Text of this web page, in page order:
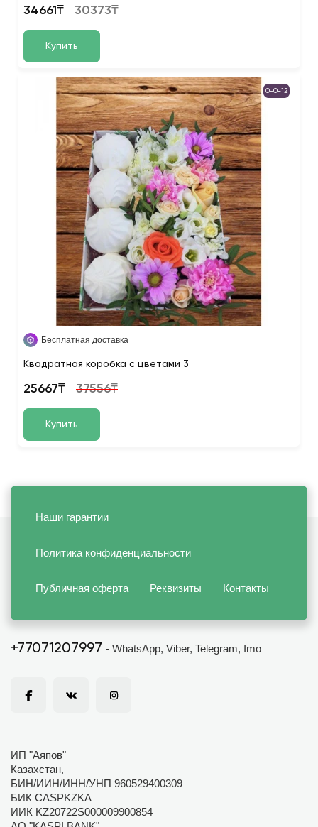
34661₸ 30373₸
Купить
0-0-12
Бесплатная доставка
Квадратная коробка с цветами 3
25667₸ 37556₸
Купить
Наши гарантии
Политика конфиденциальности
Публичная оферта Реквизиты Контакты
+77071207997 - WhatsApp, Viber, Telegram, Imo
ИП "Аяпов"
Казахстан,
БИН/ИИН/ИНН/УНП 960529400309
БИК CASPKZKA
ИИК KZ20722S000009900854